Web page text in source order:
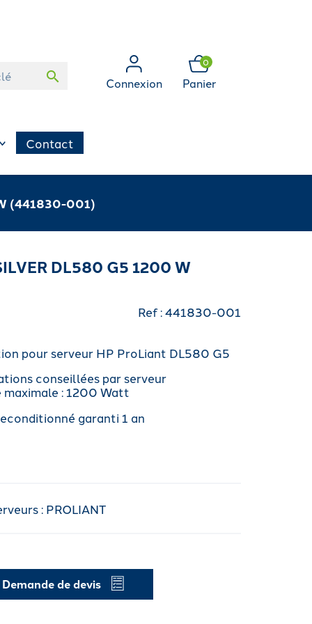
search Connexion Panier
0
Contact
(441830-001)
DL580 G5 1200 W
Ref : 441830-001
pour serveur HP ProLiant DL580 G5
conseillées par serveur
maximale : 1200 Watt
garanti 1 an
: PROLIANT
Demande de devis